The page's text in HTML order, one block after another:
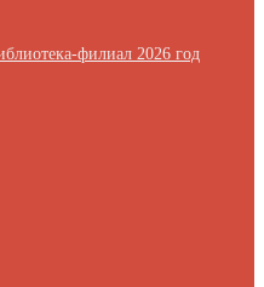
филиал 2026 год